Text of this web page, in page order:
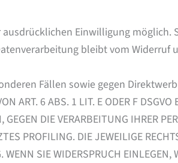
Einwilligung
bleibt vom Widerruf
Fällen sowie gegen
ART. 6 ABS. 1 LIT. E ODER F
DIE VERARBEITUNG IHRER
PROFILING. DIE JEWEILIGE
SIE WIDERSPRUCH